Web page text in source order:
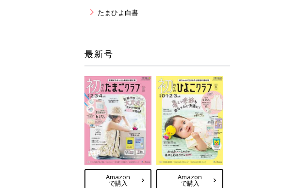
たまひよ白書
最新号
Amazon
で購入
Amazon
で購入